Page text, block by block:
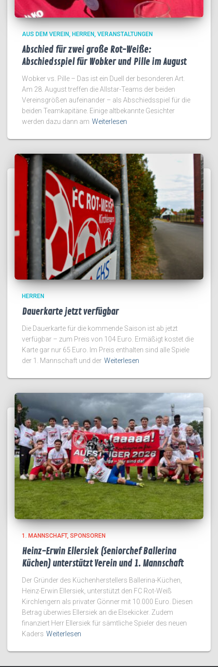
AUS DEM VEREIN HERREN VERANSTALTUNGEN
Abschied für zwei große Rot-Weiße:
Abschiedsspiel für Wobker und Pille im August
Wobker vs. Pille – Das ist ein Duell der besonderen Art.
Am 28. August treffen die Allstar-Teams der beiden
Vereinsgrößen aufeinander – als Abschiedsspiel für die
beiden Teamkapitäne. Einige altbekannte Gesichter
werden dazu dann am Weiterlesen
HERREN
Dauerkarte jetzt verfügbar
Die Dauerkarte für die kommende Saison ist ab jetzt
verfügbar – zum Preis von 104 Euro. Ermäßigt kostet die
Karte gar nur 65 Euro. Im Preis enthalten sind alle Spiele
der 1. Mannschaft und der Weiterlesen
1. MANNSCHAFT SPONSOREN
Heinz-Erwin Ellersiek (Seniorchef Ballerina
Küchen) unterstützt Verein und 1. Mannschaft
Der Gründer des Küchenherstellers Ballerina-Küchen,
Heinz-Erwin Ellersiek, unterstützt den FC Rot-Weiß
Kirchlengern als privater Gönner mit 10.000 Euro. Diesen
Betrag überwies Ellersiek an die Elsekicker. Zudem
finanziert Herr Ellersiek für sämtliche Spieler des neuen
Kaders Weiterlesen